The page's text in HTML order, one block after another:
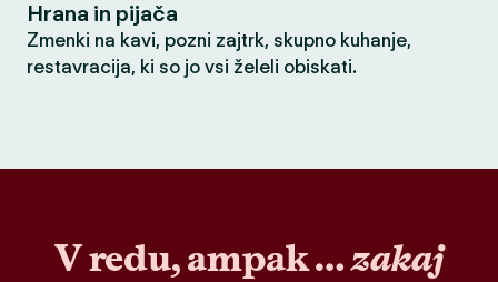
Hrana in pijača
Zmenki na kavi, pozni zajtrk, skupno kuhanje,
restavracija, ki so jo vsi želeli obiskati.
V redu, ampak …zakaj